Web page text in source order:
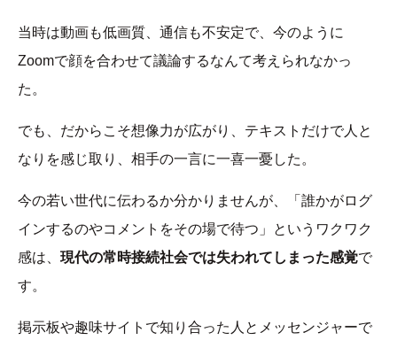
当時は動画も低画質、通信も不安定で、今のように
Zoomで顔を合わせて議論するなんて考えられなかっ
た。
でも、だからこそ想像力が広がり、テキストだけで人と
なりを感じ取り、相手の一言に一喜一憂した。
今の若い世代に伝わるか分かりませんが、「誰かがログ
インするのやコメントをその場で待つ」というワクワク
感は、 現代の常時接続社会では失われてしまった感覚で
す。
掲示板や趣味サイトで知り合った人とメッセンジャーで